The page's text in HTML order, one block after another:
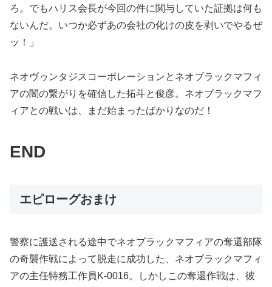
ろ。でもハリス会長が今回の件に関与していた証拠は何も
ないんだ。いつか必ずあの会社の化けの皮を剥いでやるぜ
ッ！」
ネオヴゥンタジスコーポレーションとネオブラックマフィ
アの闇の繋がりを確信した拓斗と俊彦。ネオブラックマフ
ィアとの戦いは、まだ始まったばかりなのだ！
END
エピローグおまけ
警察に護送される途中でネオブラックマフィアの奪還部隊
の奇襲作戦によって脱走に成功した、ネオブラックマフィ
アの主任特務工作員K-0016。しかしこの奪還作戦は、彼